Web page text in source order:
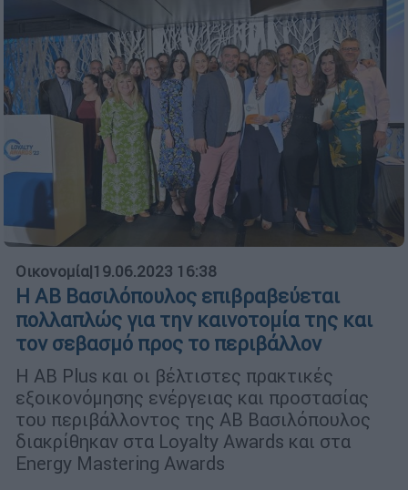
Οικονομία|19.06.2023 16:38
Η ΑΒ Βασιλόπουλος επιβραβεύεται
πολλαπλώς για την καινοτομία της και
τον σεβασμό προς το περιβάλλον
Η ΑΒ Plus και οι βέλτιστες πρακτικές
εξοικονόμησης ενέργειας και προστασίας
του περιβάλλοντος της ΑΒ Βασιλόπουλος
διακρίθηκαν στα Loyalty Awards και στα
Energy Mastering Awards